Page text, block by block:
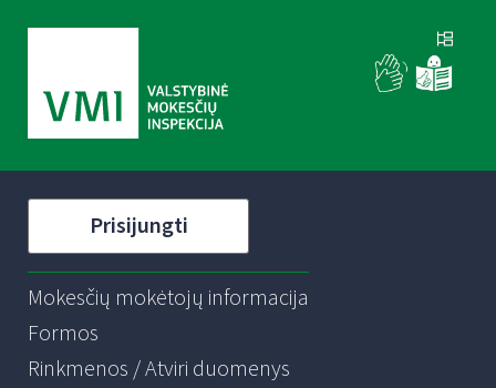
Prisijungti
Mokesčių mokėtojų informacija
Formos
Rinkmenos / Atviri duomenys